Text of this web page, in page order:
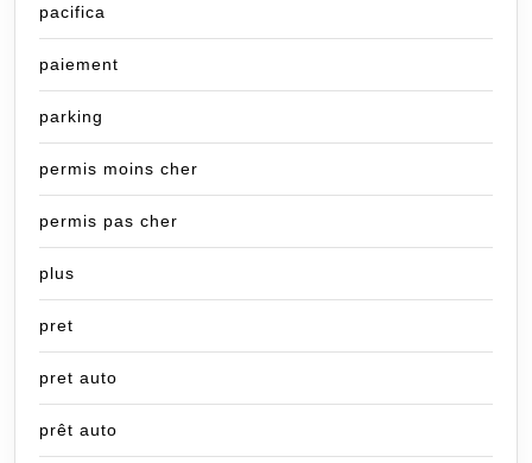
pacifica
paiement
parking
permis moins cher
permis pas cher
plus
pret
pret auto
prêt auto